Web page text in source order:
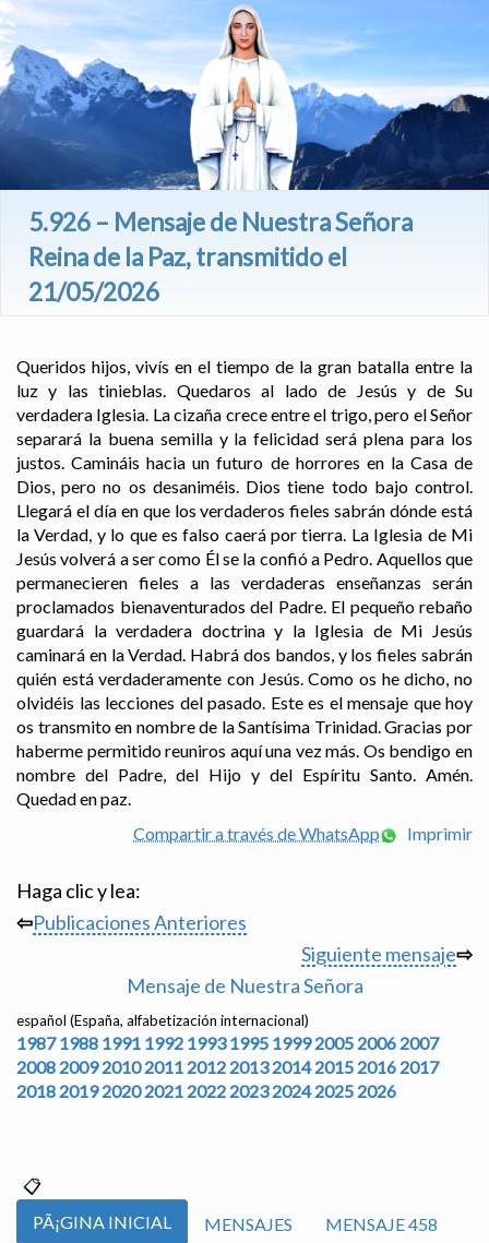
5.926 – Mensaje de Nuestra Señora
Reina de la Paz, transmitido el
21/05/2026
Queridos hijos, vivís en el tiempo de la gran batalla entre la
luz y las tinieblas. Quedaros al lado de Jesús y de Su
verdadera Iglesia. La cizaña crece entre el trigo, pero el Señor
separará la buena semilla y la felicidad será plena para los
justos. Camináis hacia un futuro de horrores en la Casa de
Dios, pero no os desaniméis. Dios tiene todo bajo control.
Llegará el día en que los verdaderos fieles sabrán dónde está
la Verdad, y lo que es falso caerá por tierra. La Iglesia de Mi
Jesús volverá a ser como Él se la confió a Pedro. Aquellos que
permanecieren fieles a las verdaderas enseñanzas serán
proclamados bienaventurados del Padre. El pequeño rebaño
guardará la verdadera doctrina y la Iglesia de Mi Jesús
caminará en la Verdad. Habrá dos bandos, y los fieles sabrán
quién está verdaderamente con Jesús. Como os he dicho, no
olvidéis las lecciones del pasado. Este es el mensaje que hoy
os transmito en nombre de la Santísima Trinidad. Gracias por
haberme permitido reuniros aquí una vez más. Os bendigo en
nombre del Padre, del Hijo y del Espíritu Santo. Amén.
Quedad en paz.
Compartir a través de WhatsApp
Imprimir
Haga clic y lea:
⇦Publicaciones Anteriores
Siguiente mensaje⇨
Mensaje de Nuestra Señora
español (España, alfabetización internacional)
1987 1988 1991 1992 1993 1995 1999 2005 2006 2007
2008 2009 2010 2011 2012 2013 2014 2015 2016 2017
2018 2019 2020 2021 2022 2023 2024 2025 2026
PÃ¡GINA INICIAL MENSAJES MENSAJE 458